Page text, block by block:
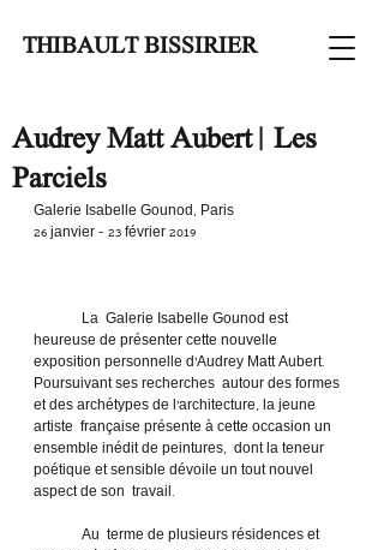
THIBAULT BISSIRIER
Audrey Matt Aubert | Les
Parciels
Galerie Isabelle Gounod, Paris
26 janvier - 23 février 2019
heureuse de présenter cette nouvelle
exposition personnelle d’Audrey Matt Aubert.
Poursuivant ses recherches  autour des formes
et des archétypes de l’architecture, la jeune
artiste  française présente à cette occasion un
ensemble inédit de peintures,  dont la teneur
poétique et sensible dévoile un tout nouvel
aspect de son  travail.